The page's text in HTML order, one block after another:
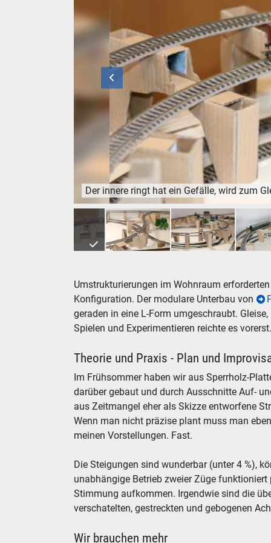
Der innere ringt hat ein Gefälle, wird zum
Der innere ringt hat ein Gefälle, wird zum
2 3 4
Umstrukturierungen im Wohnraum
Konfiguration. Der modulare Unterbau von
geraden in eine L-Form umgeschraubt.
Spielen und Experimentieren reichte es vorerst.
Theorie und Praxis - Plan und
Im Frühsommer haben wir aus Sperrholz-
darüber gebaut und durch Ausschnitte Auf-
aus Zeitmangel eher als Skizze entworfene
Wenn man nicht präzise plant muss man
meinen Vorstellungen. Fast.
Die Steigungen sind wunderbar (unter 4 %),
unabhängige Betrieb zweier Züge
Stimmung aufkommen. Irgendwie sind die
verschatelten, gestreckten und gebogenen
Wir brauchen mehr